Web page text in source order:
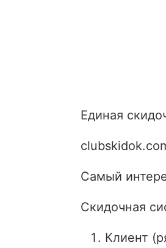
Единая
Самый
Скидочная
Клиент